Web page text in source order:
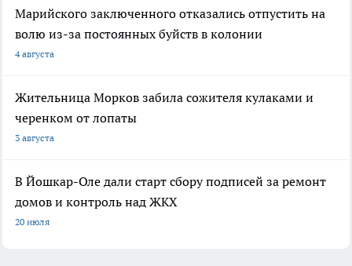
Марийского заключенного отказались отпустить на
волю из-за постоянных буйств в колонии
4 августа
Жительница Морков забила сожителя кулаками и
черенком от лопаты
3 августа
В Йошкар-Оле дали старт сбору подписей за ремонт
домов и контроль над ЖКХ
20 июля